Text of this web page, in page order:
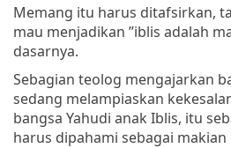
Memang itu harus ditafsirkan,
mau menjadikan ”iblis adalah
dasarnya.
Sebagian teolog mengajarkan
sedang melampiaskan
bangsa Yahudi anak Iblis, itu
harus dipahami sebagai makian